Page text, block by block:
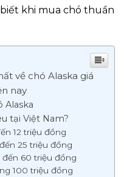
khi mua chó thuần
về chó Alaska giá
nay
Alaska
tại Việt Nam?
12 triệu đồng
25 triệu đồng
đến 60 triệu đồng
100 triệu đồng